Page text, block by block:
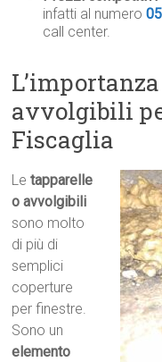
infatti al numero
call center.
avvolgibili
Fiscaglia
Letapparelle
o avvolgibili
sono molto
di più di
semplici
coperture
per finestre.
Sono un
elemento